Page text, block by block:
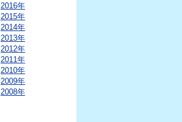
2016年
2015年
2014年
2013年
2012年
2011年
2010年
2009年
2008年